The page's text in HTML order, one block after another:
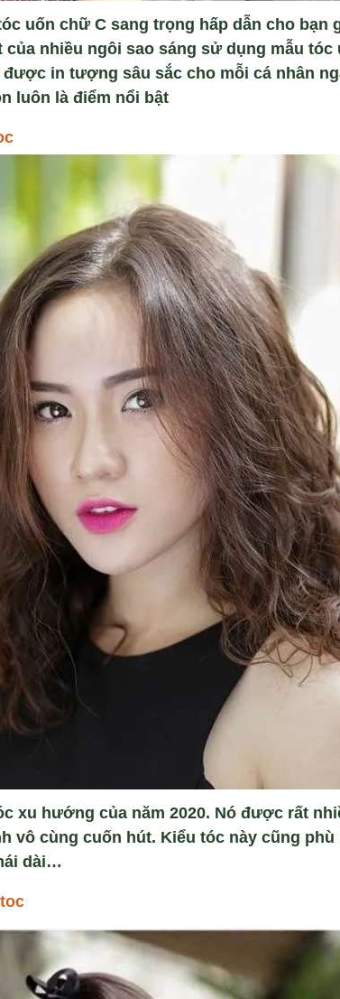
uốn chữ C sang trọng hấp dẫn cho bạn
nhiều ngôi sao sáng sử dụng mẫu tóc
in tượng sâu sắc cho mỗi cá nhân
luôn là điểm nổi bật
xu hướng của năm 2020. Nó được rất
vô cùng cuốn hút. Kiểu tóc này cũng
dài…